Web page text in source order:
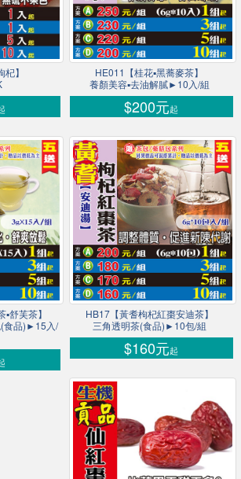
】
HE011【桂花▪黑蕎麥茶】
養顏美容▪去油解膩►10入/組
$200元起
舒芙茶】
(食品)►15入/
HB17【黃耆枸杞紅棗安迪茶】
三角透明茶(食品)►10包/組
$160元起